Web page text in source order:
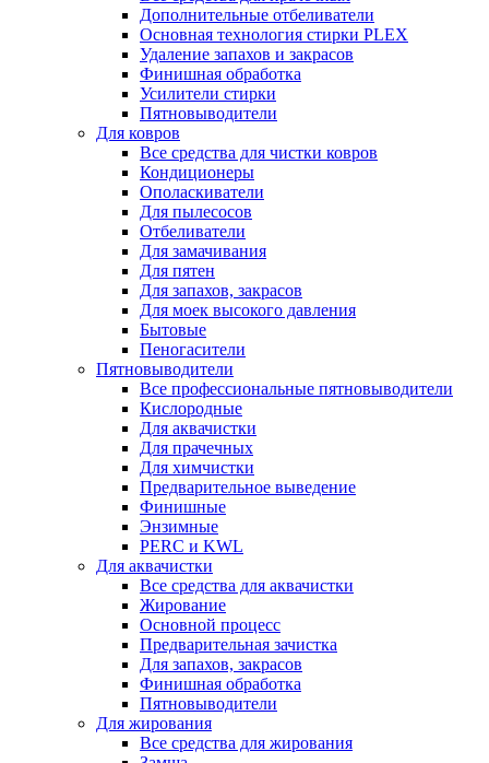
Дополнительные отбеливатели
Основная технология стирки PLEX
Удаление запахов и закрасов
Финишная обработка
Усилители стирки
Пятновыводители
Для ковров
Все средства для чистки ковров
Кондиционеры
Ополаскиватели
Для пылесосов
Отбеливатели
Для замачивания
Для пятен
Для запахов, закрасов
Для моек высокого давления
Бытовые
Пеногасители
Пятновыводители
Все профессиональные пятновыводители
Кислородные
Для аквачистки
Для прачечных
Для химчистки
Предварительное выведение
Финишные
Энзимные
PERC и KWL
Для аквачистки
Все средства для аквачистки
Жирование
Основной процесс
Предварительная зачистка
Для запахов, закрасов
Финишная обработка
Пятновыводители
Для жирования
Все средства для жирования